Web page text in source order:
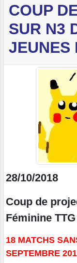
COUP
SUR N3
JEUNES
28/10/2018
Coup de
Féminine
18 MATCHS
SEPTEMBRE